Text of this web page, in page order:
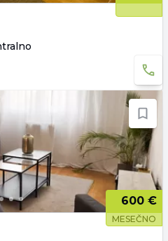
600 €
MESEČNO